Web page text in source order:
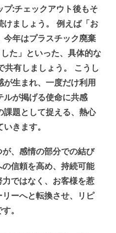
プ:チェックアウト後もそ
けましょう。 例えば「お
今年はプラスチック廃棄
た」といった、具体的な
共有しましょう。 こうし
が生まれ、一度だけ利用
ルが掲げる使命に共感
課題として捉える、熱心
きます。
、感情の部分での結び
信頼を高め、持続可能
ではなく、お客様を惹
ーへと転換させ、リピ
。